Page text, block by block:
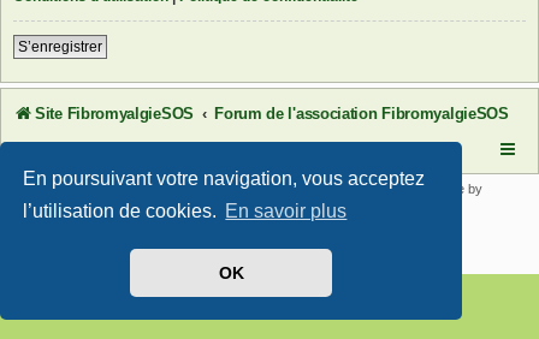
En poursuivant votre navigation, vous acceptez
l’utilisation de cookies. En savoir plus
OK
S’enregistrer
Site FibromyalgieSOS Forum de l'association FibromyalgieSOS
Développé parphpBB® Forum Software © phpBB Limited | SE Square by
PhpBB3 BBCodes
Confidentialité|Conditions